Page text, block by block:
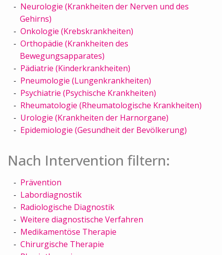
Neurologie (Krankheiten der Nerven und des
Gehirns)
Onkologie (Krebskrankheiten)
Orthopädie (Krankheiten des
Bewegungsapparates)
Pädiatrie (Kinderkrankheiten)
Pneumologie (Lungenkrankheiten)
Psychiatrie (Psychische Krankheiten)
Rheumatologie (Rheumatologische Krankheiten)
Urologie (Krankheiten der Harnorgane)
Epidemiologie (Gesundheit der Bevölkerung)
Nach Intervention filtern:
Prävention
Labordiagnostik
Radiologische Diagnostik
Weitere diagnostische Verfahren
Medikamentöse Therapie
Chirurgische Therapie